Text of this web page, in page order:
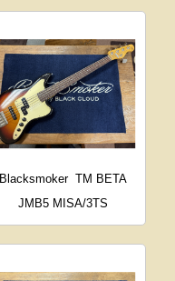
Blacksmoker TM BETA
JMB5 MISA/3TS